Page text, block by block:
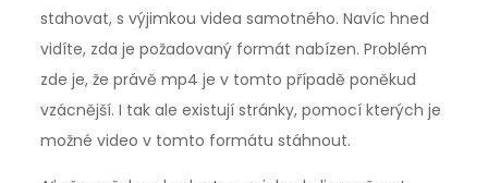
stahovat, s výjimkou videa samotného. Navíc hned
vidíte, zda je požadovaný formát nabízen. Problém
zde je, že právě mp4 je v tomto případě poněkud
vzácnější. I tak ale existují stránky, pomocí kterých je
možné video v tomto formátu stáhnout.